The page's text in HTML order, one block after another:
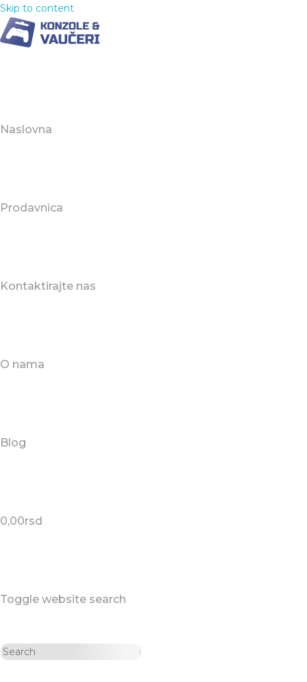
Skip to content
Naslovna
Prodavnica
Kontaktirajte nas
O nama
Blog
0,00rsd
Toggle website search